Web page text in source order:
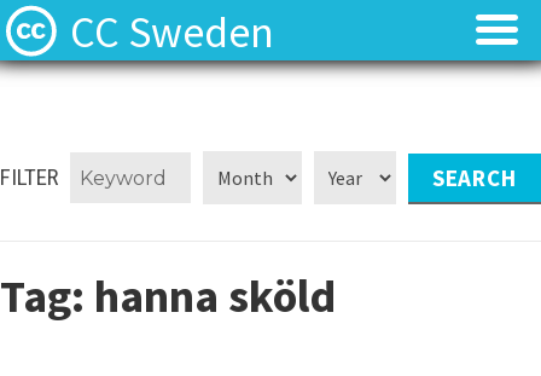
CC Sweden
Nyheter
Nyheter
FILTER
Tag: hanna sköld